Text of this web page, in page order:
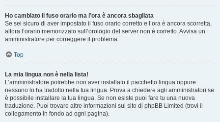
Ho cambiato il fuso orario ma l’ora è ancora sbagliata
Se sei sicuro di aver impostato il fuso orario corretto e l’ora è ancora scorretta,
allora l’orario memorizzato sull’orologio del server non è corretto. Avvisa un
amministratore per correggere il problema.
Top
La mia lingua non è nella lista!
L’amministratore potrebbe non aver installato il pacchetto lingua oppure
nessuno lo ha tradotto nella tua lingua. Prova a chiedere agli amministratori se
è possibile installare la tua lingua. Se non esiste puoi fare tu una nuova
traduzione. Puoi trovare altre informazioni sul sito di phpBB Limited (trovi il
collegamento in fondo ad ogni pagina).